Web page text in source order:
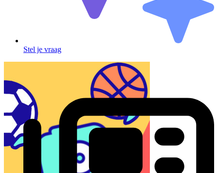
Stel je vraag